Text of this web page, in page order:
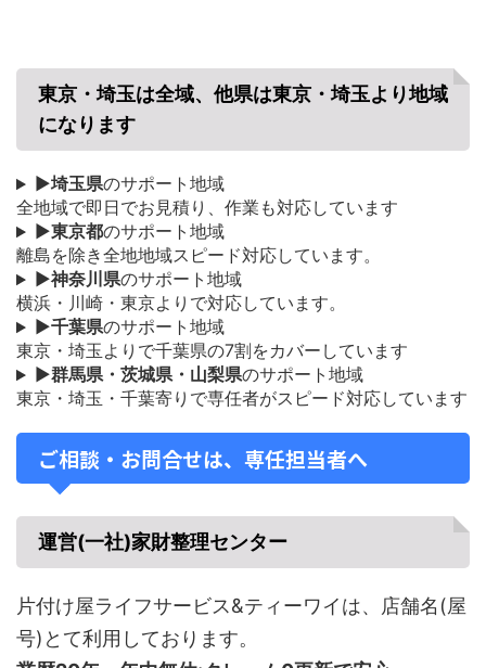
東京・埼玉は全域、他県は東京・埼玉より地域
になります
▶埼玉県のサポート地域
全地域で即日でお見積り、作業も対応しています
▶東京都のサポート地域
離島を除き全地地域スピード対応しています。
▶神奈川県のサポート地域
横浜・川崎・東京よりで対応しています。
▶千葉県のサポート地域
東京・埼玉よりで千葉県の7割をカバーしています
▶群馬県・茨城県・山梨県のサポート地域
東京・埼玉・千葉寄りで専任者がスピード対応しています
ご相談・お問合せは、専任担当者へ
運営(一社)家財整理センター
片付け屋ライフサービス&ティーワイは、店舗名(屋
号)とて利用しております。